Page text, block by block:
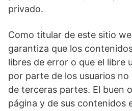
privado.
Como titular de este sitio
garantiza que los
libres de error o que el libre
por parte de los usuarios
de terceras partes. El buen
página y de sus contenidos